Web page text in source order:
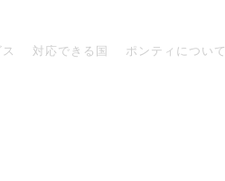
対応できる国 ポンティについて